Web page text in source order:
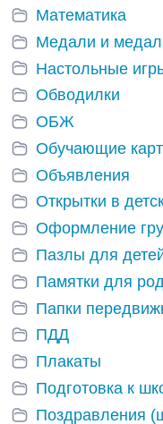
Математика
Медали и
Настольные
Обводилки
ОБЖ
Обучающие
Объявления
Открытки в
Оформление
Пазлы для
Памятки для
Папки
ПДД
Плакаты
Подготовка к
Поздравления